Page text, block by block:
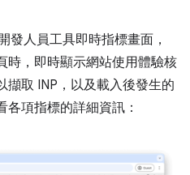
發人員工具即時指標畫面，
時，即時顯示網站使用體驗核
擷取 INP，以及載入後發生的
項指標的詳細資訊：